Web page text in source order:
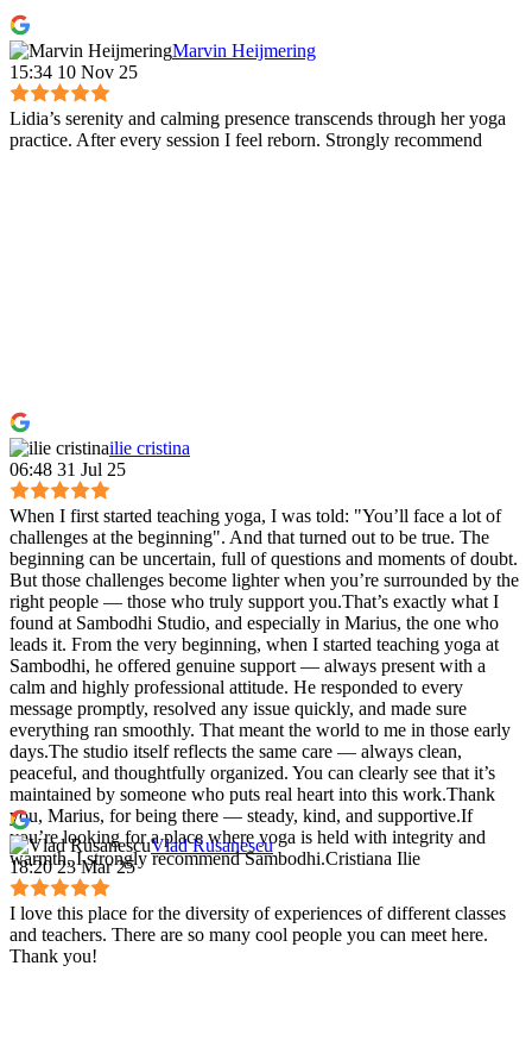
Marvin Heijmering
15:34 10 Nov 25
Lidia’s serenity and calming presence transcends through her yoga
practice. After every session I feel reborn. Strongly recommend
ilie cristina
06:48 31 Jul 25
When I first started teaching yoga, I was told: "You’ll face a lot of
challenges at the beginning". And that turned out to be true. The
beginning can be uncertain, full of questions and moments of doubt.
But those challenges become lighter when you’re surrounded by the
right people — those who truly support you.That’s exactly what I
found at Sambodhi Studio, and especially in Marius, the one who
leads it. From the very beginning, when I started teaching yoga at
Sambodhi, he offered genuine support — always present with a
calm and highly professional attitude. He responded to every
message promptly, resolved any issue quickly, and made sure
everything ran smoothly. That meant the world to me in those early
days.The studio itself reflects the same care — always clean,
peaceful, and thoughtfully organized. You can clearly see that it’s
maintained by someone who puts real heart into this work.Thank
you, Marius, for being there — steady, kind, and supportive.If
you’re looking for a place where yoga is held with integrity and
warmth, I strongly recommend Sambodhi.Cristiana Ilie
Vlad Rusanescu
18:20 23 Mar 25
I love this place for the diversity of experiences of different classes
and teachers. There are so many cool people you can meet here.
Thank you!